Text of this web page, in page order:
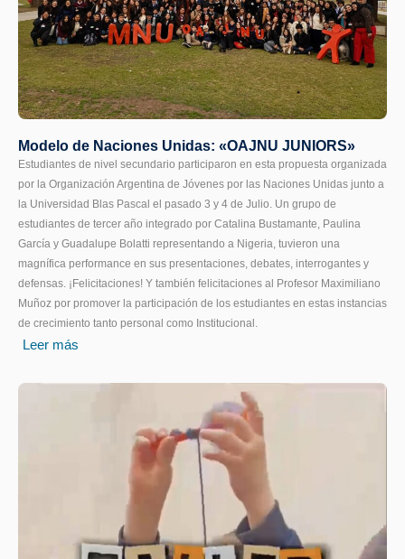
Modelo de Naciones Unidas: «OAJNU JUNIORS»
Estudiantes de nivel secundario participaron en esta propuesta organizada
por la Organización Argentina de Jóvenes por las Naciones Unidas junto a
la Universidad Blas Pascal el pasado 3 y 4 de Julio. Un grupo de
estudiantes de tercer año integrado por Catalina Bustamante, Paulina
García y Guadalupe Bolatti representando a Nigeria, tuvieron una
magnífica performance en sus presentaciones, debates, interrogantes y
defensas. ¡Felicitaciones! Y también felicitaciones al Profesor Maximiliano
Muñoz por promover la participación de los estudiantes en estas instancias
de crecimiento tanto personal como Institucional.
Leer más